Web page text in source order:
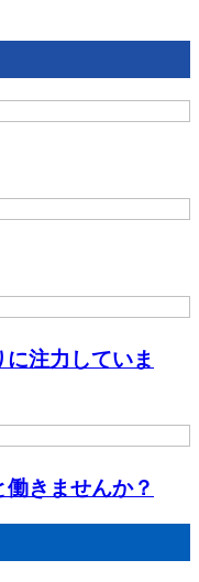
に注力していま
きませんか？